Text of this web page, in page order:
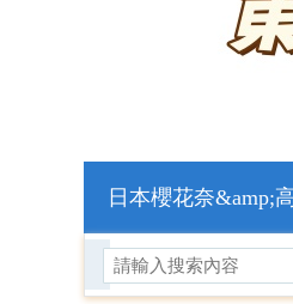
日本櫻花奈&amp;